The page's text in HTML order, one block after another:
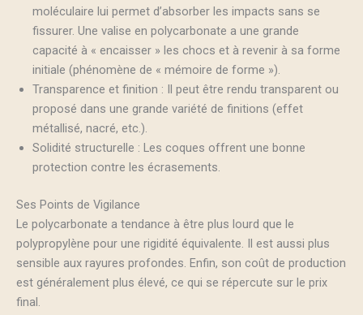
moléculaire lui permet d’absorber les impacts sans se
fissurer. Une valise en polycarbonate a une grande
capacité à « encaisser » les chocs et à revenir à sa forme
initiale (phénomène de « mémoire de forme »).
Transparence et finition : Il peut être rendu transparent ou
proposé dans une grande variété de finitions (effet
métallisé, nacré, etc.).
Solidité structurelle : Les coques offrent une bonne
protection contre les écrasements.
Ses Points de Vigilance
Le polycarbonate a tendance à être plus lourd que le
polypropylène pour une rigidité équivalente. Il est aussi plus
sensible aux rayures profondes. Enfin, son coût de production
est généralement plus élevé, ce qui se répercute sur le prix
final.